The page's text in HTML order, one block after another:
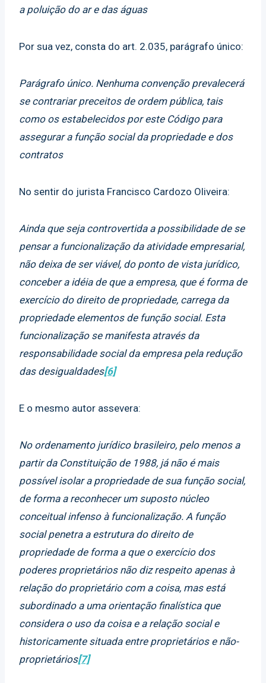
a poluição do ar e das águas
Por sua vez, consta do art. 2.035, parágrafo único:
Parágrafo único. Nenhuma convenção prevalecerá
se contrariar preceitos de ordem pública, tais
como os estabelecidos por este Código para
assegurar a função social da propriedade e dos
contratos
No sentir do jurista Francisco Cardozo Oliveira:
Ainda que seja controvertida a possibilidade de se
pensar a funcionalização da atividade empresarial,
não deixa de ser viável, do ponto de vista jurídico,
conceber a idéia de que a empresa, que é forma de
exercício do direito de propriedade, carrega da
propriedade elementos de função social. Esta
funcionalização se manifesta através da
responsabilidade social da empresa pela redução
das desigualdades[6]
E o mesmo autor assevera:
No ordenamento jurídico brasileiro, pelo menos a
partir da Constituição de 1988, já não é mais
possível isolar a propriedade de sua função social,
de forma a reconhecer um suposto núcleo
conceitual infenso à funcionalização. A função
social penetra a estrutura do direito de
propriedade de forma a que o exercício dos
poderes proprietários não diz respeito apenas à
relação do proprietário com a coisa, mas está
subordinado a uma orientação finalística que
considera o uso da coisa e a relação social e
historicamente situada entre proprietários e não-
proprietários[7]